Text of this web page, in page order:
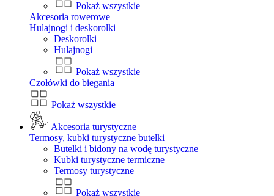
Pokaż wszystkie
Akcesoria rowerowe
Hulajnogi i deskorolki
Deskorolki
Hulajnogi
Pokaż wszystkie
Czołówki do biegania
Pokaż wszystkie
Akcesoria turystyczne
Termosy, kubki turystyczne butelki
Butelki i bidony na wodę turystyczne
Kubki turystyczne termiczne
Termosy turystyczne
Pokaż wszystkie